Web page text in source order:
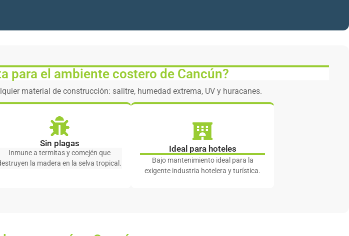
para el ambiente costero de Cancún?
material de construcción: salitre, humedad extrema, UV y huracanes.
Sin plagas
Inmune a termitas y comején que
la madera en la selva tropical.
Ideal para hoteles
Bajo mantenimiento ideal para la
exigente industria hotelera y turística.